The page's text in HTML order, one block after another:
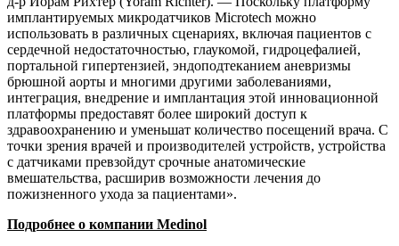
имплантируемых микродатчиков Microtech можно
использовать в различных сценариях, включая пациентов с
сердечной недостаточностью, глаукомой, гидроцефалией,
портальной гипертензией, эндоподтеканием аневризмы
брюшной аорты и многими другими заболеваниями,
интеграция, внедрение и имплантация этой инновационной
платформы предоставят более широкий доступ к
здравоохранению и уменьшат количество посещений врача. С
точки зрения врачей и производителей устройств, устройства
с датчиками превзойдут срочные анатомические
вмешательства, расширив возможности лечения до
пожизненного ухода за пациентами».
Подробнее о компании Medinol